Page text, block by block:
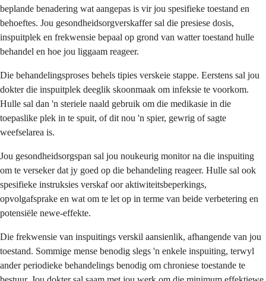
beplande benadering wat aangepas is vir jou spesifieke toestand en
behoeftes. Jou gesondheidsorgverskaffer sal die presiese dosis,
inspuitplek en frekwensie bepaal op grond van watter toestand hulle
behandel en hoe jou liggaam reageer.
Die behandelingsproses behels tipies verskeie stappe. Eerstens sal jou
dokter die inspuitplek deeglik skoonmaak om infeksie te voorkom.
Hulle sal dan 'n steriele naald gebruik om die medikasie in die
toepaslike plek in te spuit, of dit nou 'n spier, gewrig of sagte
weefselarea is.
Jou gesondheidsorgspan sal jou noukeurig monitor na die inspuiting
om te verseker dat jy goed op die behandeling reageer. Hulle sal ook
spesifieke instruksies verskaf oor aktiwiteitsbeperkings,
opvolgafsprake en wat om te let op in terme van beide verbetering en
potensiële newe-effekte.
Die frekwensie van inspuitings verskil aansienlik, afhangende van jou
toestand. Sommige mense benodig slegs 'n enkele inspuiting, terwyl
ander periodieke behandelings benodig om chroniese toestande te